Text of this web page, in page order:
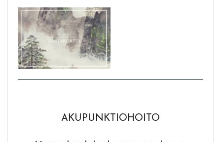
AKUPUNKTIOHOITO